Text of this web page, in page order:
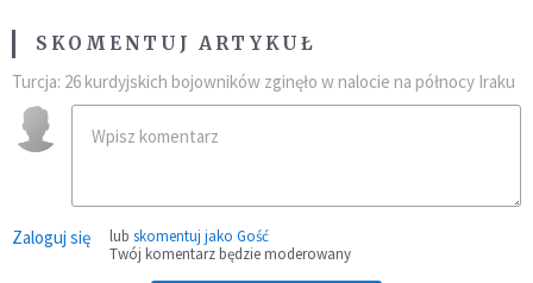
SKOMENTUJ ARTYKUŁ
Turcja: 26 kurdyjskich bojowników zginęło w nalocie na północy Iraku
Zaloguj się lub skomentuj jako Gość
Twój komentarz będzie moderowany